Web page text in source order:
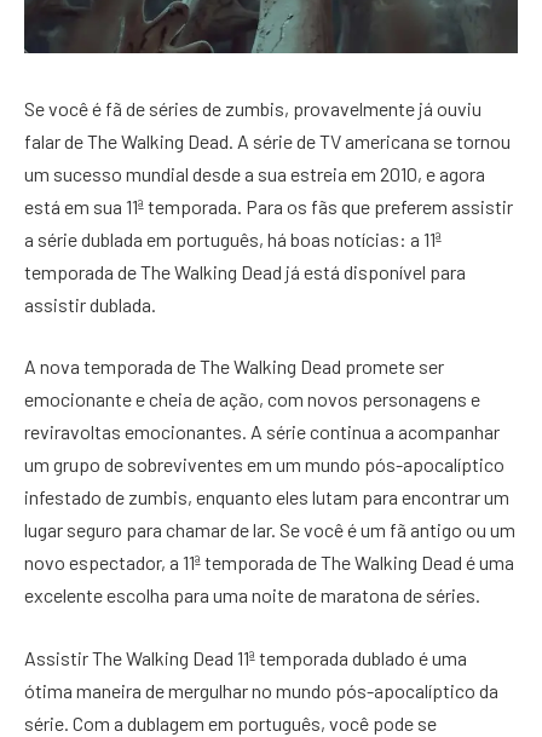
Se você é fã de séries de zumbis, provavelmente já ouviu
falar de The Walking Dead. A série de TV americana se tornou
um sucesso mundial desde a sua estreia em 2010, e agora
está em sua 11ª temporada. Para os fãs que preferem assistir
a série dublada em português, há boas notícias: a 11ª
temporada de The Walking Dead já está disponível para
assistir dublada.
A nova temporada de The Walking Dead promete ser
emocionante e cheia de ação, com novos personagens e
reviravoltas emocionantes. A série continua a acompanhar
um grupo de sobreviventes em um mundo pós-apocalíptico
infestado de zumbis, enquanto eles lutam para encontrar um
lugar seguro para chamar de lar. Se você é um fã antigo ou um
novo espectador, a 11ª temporada de The Walking Dead é uma
excelente escolha para uma noite de maratona de séries.
Assistir The Walking Dead 11ª temporada dublado é uma
ótima maneira de mergulhar no mundo pós-apocalíptico da
série. Com a dublagem em português, você pode se